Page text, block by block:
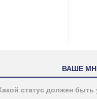
ВАШЕ
статус должен быть